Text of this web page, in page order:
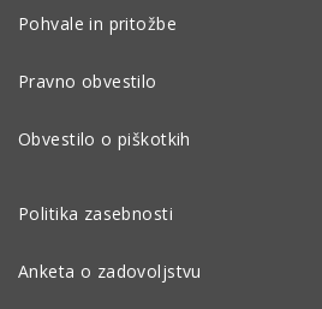
Pohvale in pritožbe
Pravno obvestilo
Obvestilo o piškotkih
Politika zasebnosti
Anketa o zadovoljstvu